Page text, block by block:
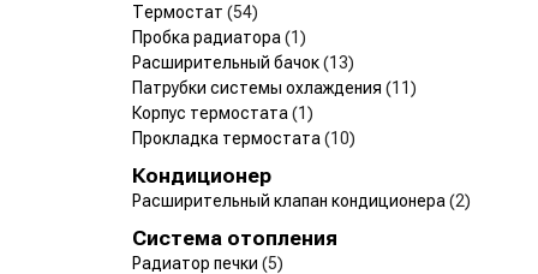
Термостат (54)
Пробка радиатора (1)
Расширительный бачок(13)
Патрубки системы охлаждения (11)
Корпус термостата (1)
Прокладка термостата (10)
Кондиционер
Расширительный клапан кондиционера (2)
Система отопления
Радиатор печки (5)